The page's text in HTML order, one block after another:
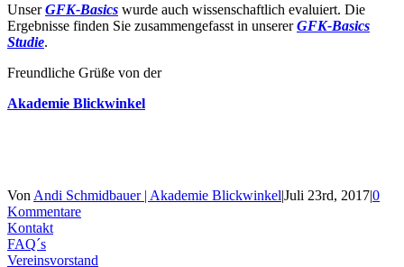
UnserGFK-Basics wurde auch wissenschaftlich evaluiert. Die
Ergebnisse finden Sie zusammengefasst in unsererGFK-Basics
Studie.
Freundliche Grüße von der
Akademie Blickwinkel
Von Andi Schmidbauer | Akademie Blickwinkel|Juli 23rd, 2017|0
Kommentare
Kontakt
FAQ´s
Vereinsvorstand